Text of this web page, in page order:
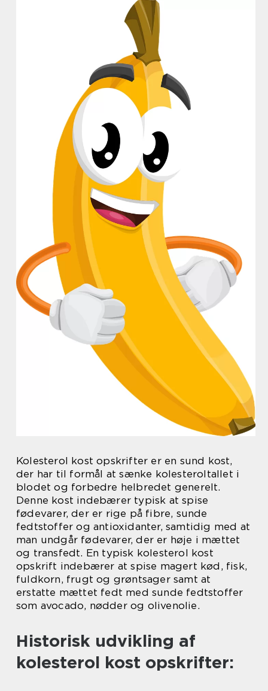
Kolesterol kost opskrifter er en sund kost,
der har til formål at sænke kolesteroltallet i
blodet og forbedre helbredet generelt.
Denne kost indebærer typisk at spise
fødevarer, der er rige på fibre, sunde
fedtstoffer og antioxidanter, samtidig med at
man undgår fødevarer, der er høje i mættet
og transfedt. En typisk kolesterol kost
opskrift indebærer at spise magert kød, fisk,
fuldkorn, frugt og grøntsager samt at
erstatte mættet fedt med sunde fedtstoffer
som avocado, nødder og olivenolie.
Historisk udvikling af
kolesterol kost opskrifter: